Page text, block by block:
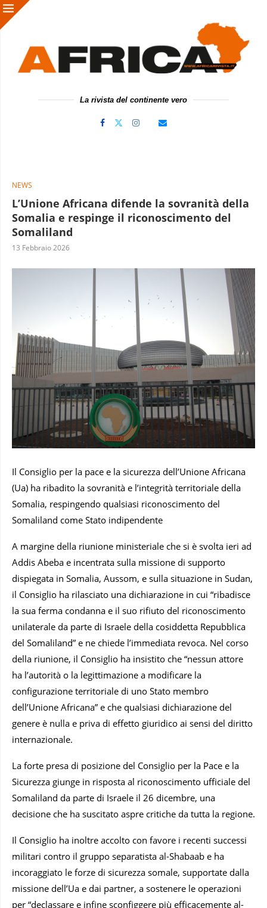
La rivista del continente vero
NEWS
L’Unione Africana difende la sovranità della
Somalia e respinge il riconoscimento del
Somaliland
13 Febbraio 2026
Il Consiglio per la pace e la sicurezza dell’Unione Africana
(Ua) ha ribadito la sovranità e l’integrità territoriale della
Somalia, respingendo qualsiasi riconoscimento del
Somaliland come Stato indipendente
A margine della riunione ministeriale che si è svolta ieri ad
Addis Abeba e incentrata sulla missione di supporto
dispiegata in Somalia, Aussom, e sulla situazione in Sudan,
il Consiglio ha rilasciato una dichiarazione in cui “ribadisce
la sua ferma condanna e il suo rifiuto del riconoscimento
unilaterale da parte di Israele della cosiddetta Repubblica
del Somaliland” e ne chiede l’immediata revoca. Nel corso
della riunione, il Consiglio ha insistito che “nessun attore
ha l’autorità o la legittimazione a modificare la
configurazione territoriale di uno Stato membro
dell’Unione Africana” e che qualsiasi dichiarazione del
genere è nulla e priva di effetto giuridico ai sensi del diritto
internazionale.
La forte presa di posizione del Consiglio per la Pace e la
Sicurezza giunge in risposta al riconoscimento ufficiale del
Somaliland da parte di Israele il 26 dicembre, una
decisione che ha suscitato aspre critiche da tutta la regione.
Il Consiglio ha inoltre accolto con favore i recenti successi
militari contro il gruppo separatista al-Shabaab e ha
incoraggiato le forze di sicurezza somale, supportate dalla
missione dell’Ua e dai partner, a sostenere le operazioni
per “declassare e infine sconfiggere più efficacemente al-